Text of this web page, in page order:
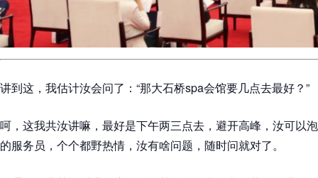
讲到这，我估计汝会问了：“那大石桥spa会馆要几点去最好？”
呵，这我共汝讲嘛，最好是下午两三点去，避开高峰，汝可以
的服务员，个个都野热情，汝有啥问题，随时问就对了。